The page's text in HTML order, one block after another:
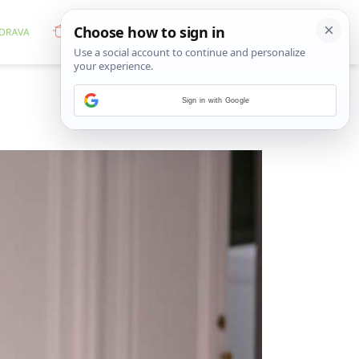
Sign in with Google